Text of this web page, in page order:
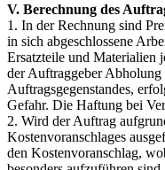
V. Berechnung des
1. In der Rechnung sind
in sich abgeschlossene
Ersatzteile und Materialien
der Auftraggeber Abholung
Auftragsgegenstandes,
Gefahr. Die Haftung bei
2. Wird der Auftrag
Kostenvoranschlages
den Kostenvoranschlag,